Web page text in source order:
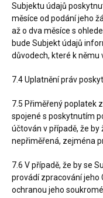
Subjektu údajů
měsíce od podání jeho
až o dva měsíce s
bude Subjekt údajů
důvodech, které k němu
7.4 Uplatnění práv
7.5 Přiměřený poplatek
spojené s poskytnutím
účtován v případě, že
nepřiměřená, zejména
7.6 V případě, že by se
provádí zpracování jeho
ochranou jeho